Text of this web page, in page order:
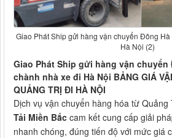
Giao Phát Ship gửi hàng vận chuyển Đông
Hà Nội (2)
Giao Phát Ship gửi hàng vận chuyển
chành nhà xe đi Hà Nội BẢNG GIÁ
QUẢNG TRỊ ĐI HÀ NỘI
Dịch vụ vận chuyển hàng hóa từ Quảng
Tải Miền Bắc cam kết cung cấp giải
nhanh chóng, đúng tiến độ với mức giá